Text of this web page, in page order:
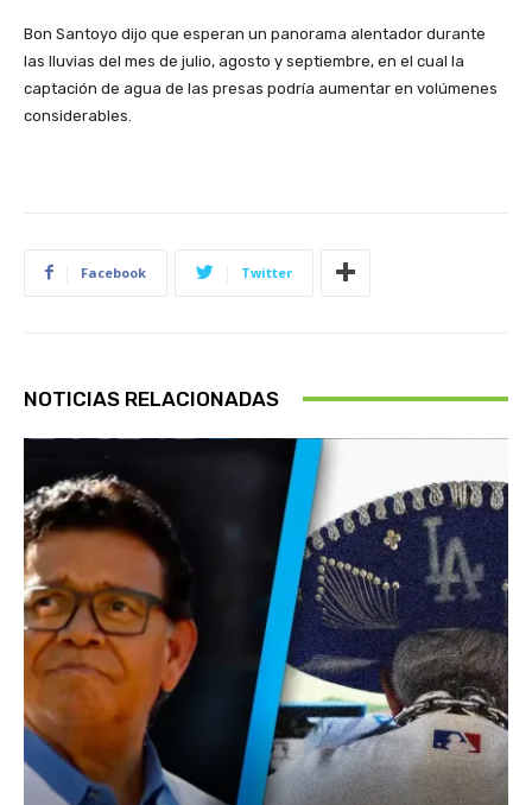
Bon Santoyo dijo que esperan un panorama alentador durante
las lluvias del mes de julio, agosto y septiembre, en el cual la
captación de agua de las presas podría aumentar en volúmenes
considerables.
Facebook Twitter
NOTICIAS RELACIONADAS